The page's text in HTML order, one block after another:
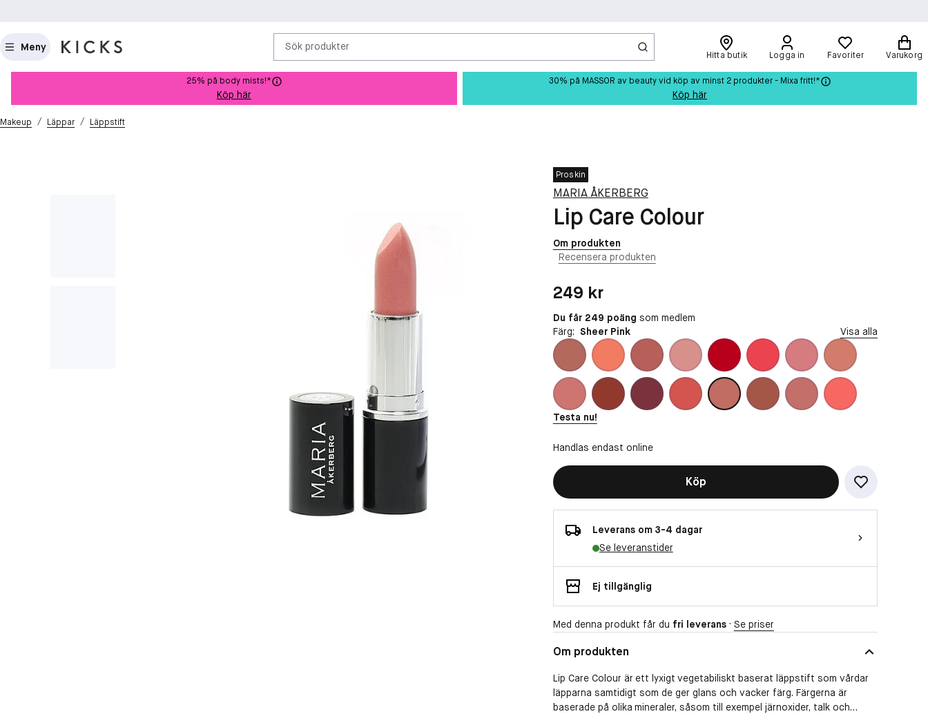
Meny Sök produkter
Hitta butik Logga in Favoriter Varukorg
25% på body mists!*
Köp här
30% på MASSOR av beauty vid köp av minst 2 produkter - Mixa fritt!*
Köp här
Makeup / Läppar / Läppstift
Proskin
MARIA ÅKERBERG
Lip Care Colour
Om produkten
Recensera produkten
Färg: Sheer Pink Visa alla
Testa nu!
Pris: 249 kr
249 kr
Du får 249 poäng som medlem
Handlas endast online
Köp
Leverans om 3-4 dagar
Se leveranstider
Ej tillgänglig
Med denna produkt får du fri leverans· Se priser
Om produkten
Lip Care Colour är ett lyxigt vegetabiliskt baserat läppstift som vårdar
läpparna samtidigt som de ger glans och vacker färg. Färgerna är
baserade på olika mineraler, såsom till exempel järnoxider, talk och